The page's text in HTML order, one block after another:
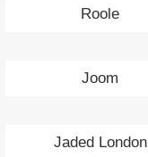
Roole
Joom
Jaded London